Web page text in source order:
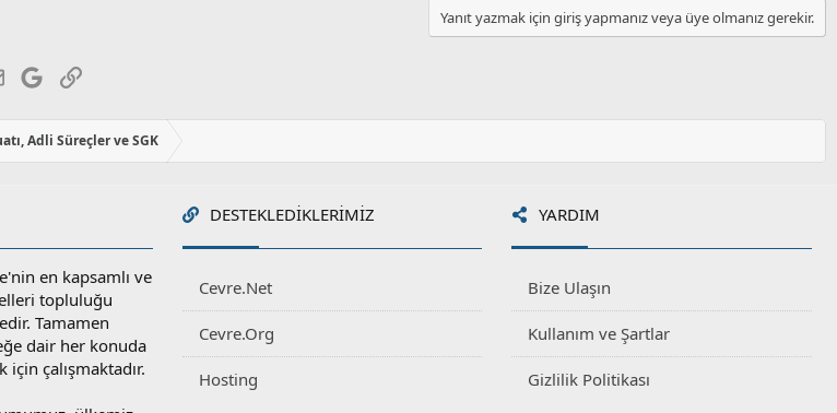
Yanıt yazmak için giriş yapmanız veya üye olmanız gerekir.
E-postaGoogleLink
Adli Süreçler ve SGK
en kapsamlı ve
topluluğu
Tamamen
dair her konuda
için çalışmaktadır.
DESTEKLEDIKLERIMIZ
Cevre.Net
Cevre.Org
Hosting
YARDIM
Bize Ulaşın
Kullanım ve Şartlar
Gizlilik Politikası